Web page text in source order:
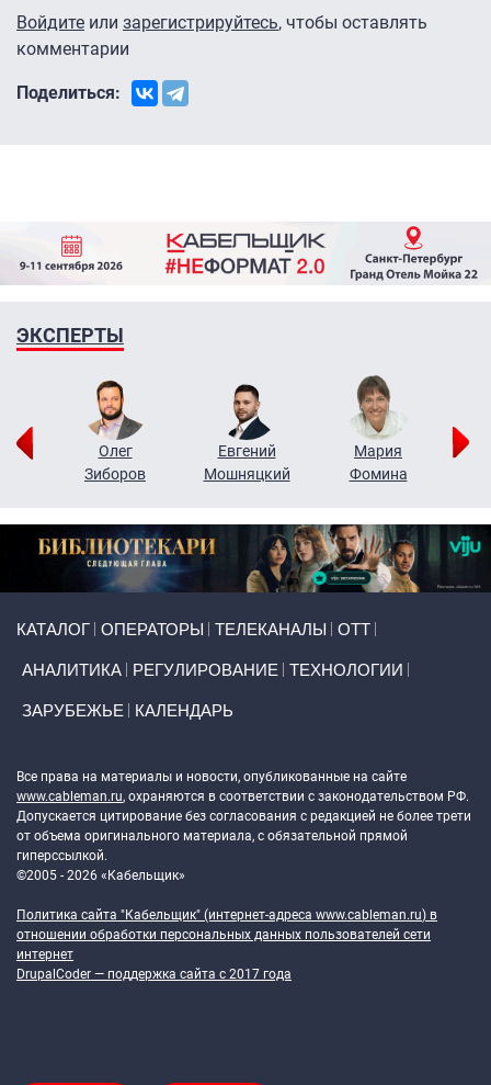
Войдите или зарегистрируйтесь, чтобы оставлять
комментарии
Поделиться:
ЭКСПЕРТЫ
Олег
Зиборов
Евгений
Мошняцкий
Мария
Фомина
КАТАЛОГ ОПЕРАТОРЫ ТЕЛЕКАНАЛЫ ОТТ
АНАЛИТИКА РЕГУЛИРОВАНИЕ ТЕХНОЛОГИИ
ЗАРУБЕЖЬЕ КАЛЕНДАРЬ
Все права на материалы и новости, опубликованные на сайте
www.cableman.ru, охраняются в соответствии с законодательством РФ.
Допускается цитирование без согласования с редакцией не более трети
от объема оригинального материала, с обязательной прямой
гиперссылкой.
©2005 - 2026 «Кабельщик»
Политика сайта "Кабельщик" (интернет-адреса www.cableman.ru) в
отношении обработки персональных данных пользователей сети
интернет
DrupalCoder — поддержка сайта c 2017 года